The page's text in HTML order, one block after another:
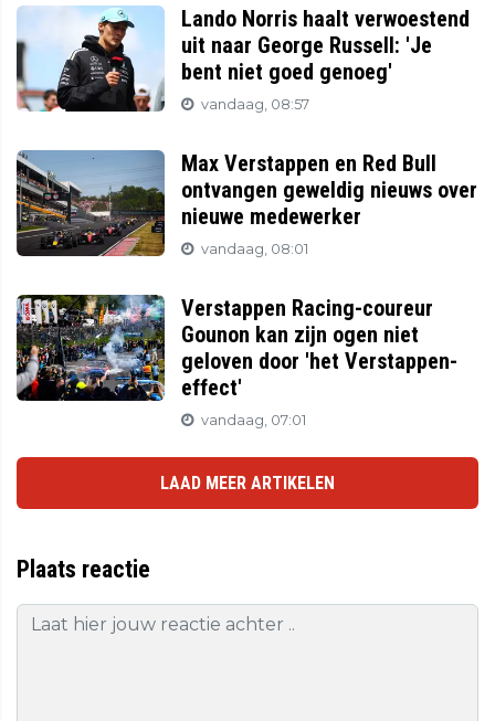
Lando Norris haalt verwoestend
uit naar George Russell: 'Je
bent niet goed genoeg'
vandaag, 08:57
Max Verstappen en Red Bull
ontvangen geweldig nieuws over
nieuwe medewerker
vandaag, 08:01
Verstappen Racing-coureur
Gounon kan zijn ogen niet
geloven door 'het Verstappen-
effect'
vandaag, 07:01
LAAD MEER ARTIKELEN
Plaats reactie